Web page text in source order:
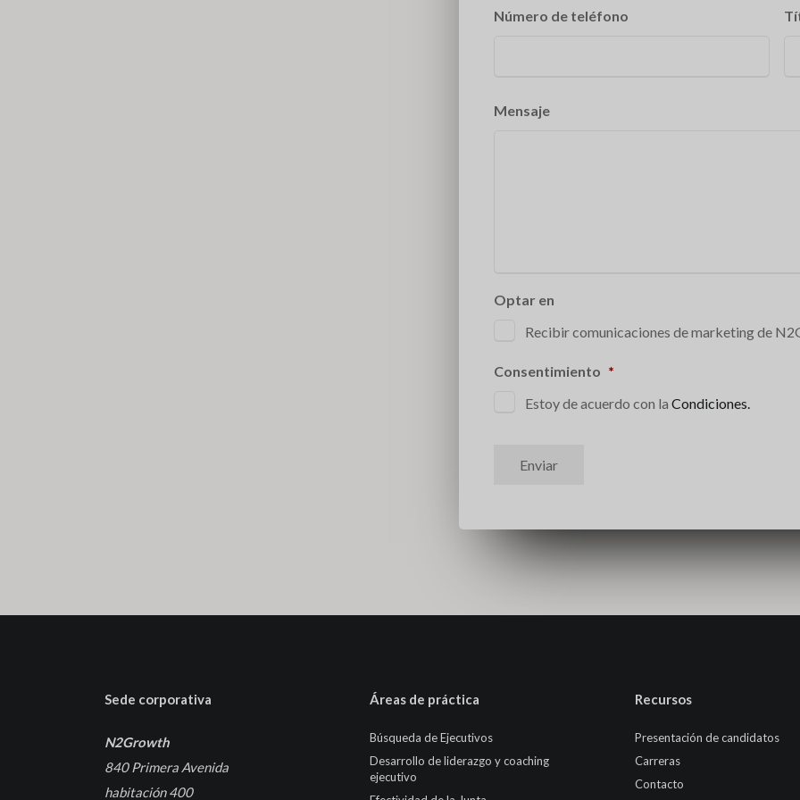
Número de teléfono
Mensaje
Optar en
Recibir comunicaciones de marketing de
Consentimiento *
Estoy de acuerdo con la Condiciones.
Enviar
Sede corporativa
N2Growth
840 Primera Avenida
habitación 400
Áreas de práctica
Búsqueda de Ejecutivos
Desarrollo de liderazgo y coaching
ejecutivo
Recursos
Presentación de candidatos
Carreras
Contacto